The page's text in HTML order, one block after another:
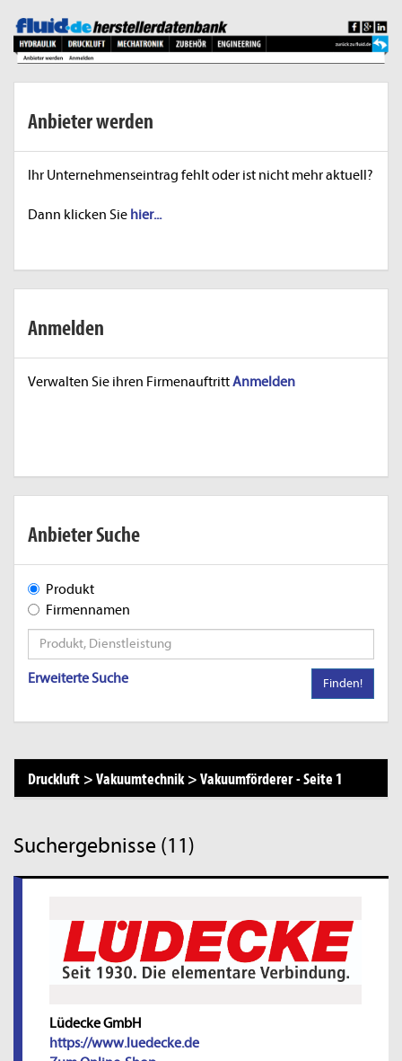
Anbieter werden
Ihr Unternehmenseintrag fehlt oder ist nicht mehr aktuell?
Dann klicken Sie hier...
Anmelden
Verwalten Sie ihren FirmenauftrittAnmelden
Anbieter Suche
Produkt
Firmennamen
Erweiterte Suche Finden!
Druckluft >Vakuumtechnik >Vakuumförderer-Seite 1
Suchergebnisse (11)
Lüdecke GmbH
https://www.luedecke.de